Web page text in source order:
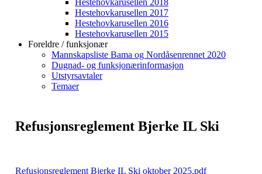
Hestehovkarusellen 2018
Hestehovkarusellen 2017
Hestehovkarusellen 2016
Hestehovkarusellen 2015
Foreldre / funksjonær
Mannskapsliste Bama og Nordåsenrennet 2020
Dugnad- og funksjonærinformasjon
Utstyrsavtaler
Temaer
Refusjonsreglement Bjerke IL Ski
Refusjonsreglement Bjerke IL Ski oktober 2025.pdf